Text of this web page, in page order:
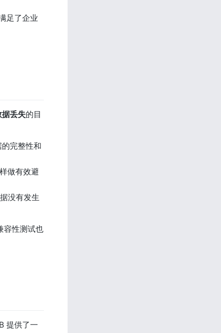
足了企业
据丢失的目
完整性和
做有效避
没有发生
容性测试也
提供了一